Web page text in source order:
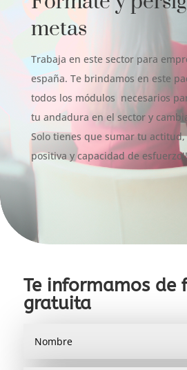
metas
Trabaja en este sector para
españa. Te brindamos en este
todos los módulos necesarios
tu andadura en el sector y
Solo tienes que sumar tu
positiva y capacidad de esfuerzo!!
Te informamos de
gratuita